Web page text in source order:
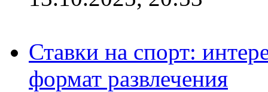
Ставки на спорт:
формат развлечения